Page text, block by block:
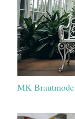
MK Brautmode